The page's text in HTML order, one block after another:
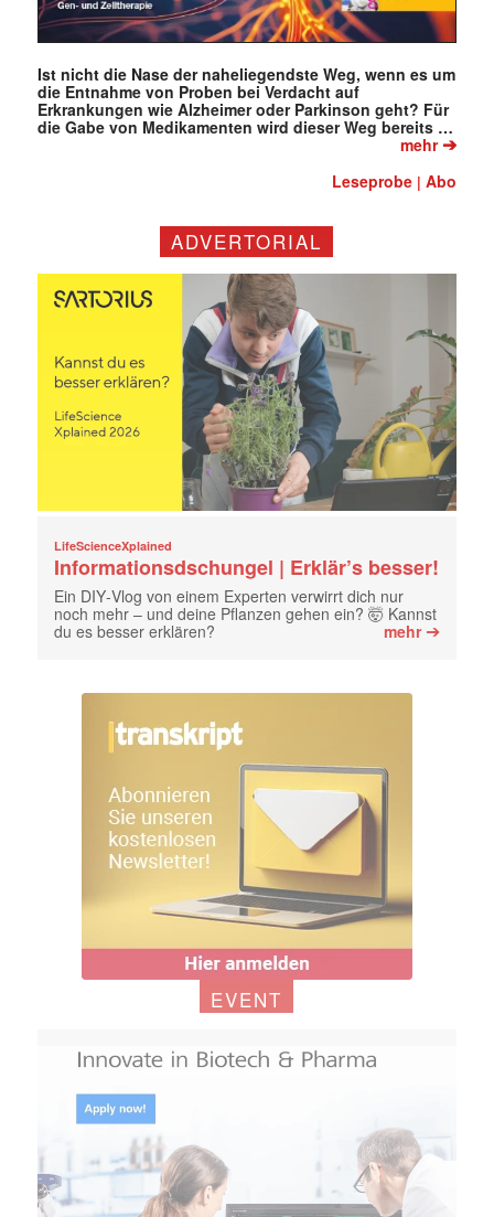
Ist nicht die Nase der naheliegendste Weg, wenn es um
die Entnahme von Proben bei Verdacht auf
Erkrankungen wie Alzheimer oder Parkinson geht? Für
die Gabe von Medikamenten wird dieser Weg bereits …
mehr➔
Leseprobe |Abo
ADVERTORIAL
LifeScienceXplained
Informationsdschungel | Erklär’s besser!
Ein DIY‑Vlog von einem Experten verwirrt dich nur
noch mehr – und deine Pflanzen gehen ein? 🤯 Kannst
du es besser erklären?
mehr➔
EVENT